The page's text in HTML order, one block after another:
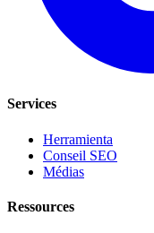
Services
Herramienta
Conseil SEO
Médias
Ressources